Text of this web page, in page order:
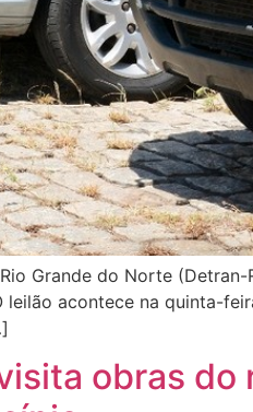
Grande do Norte
acontece na quinta-
obras